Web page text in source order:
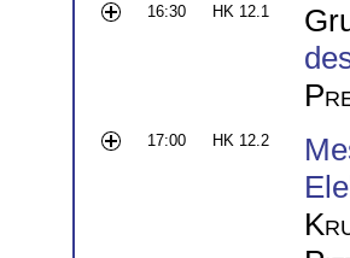
16:30 HK 12.1
17:00 HK 12.2